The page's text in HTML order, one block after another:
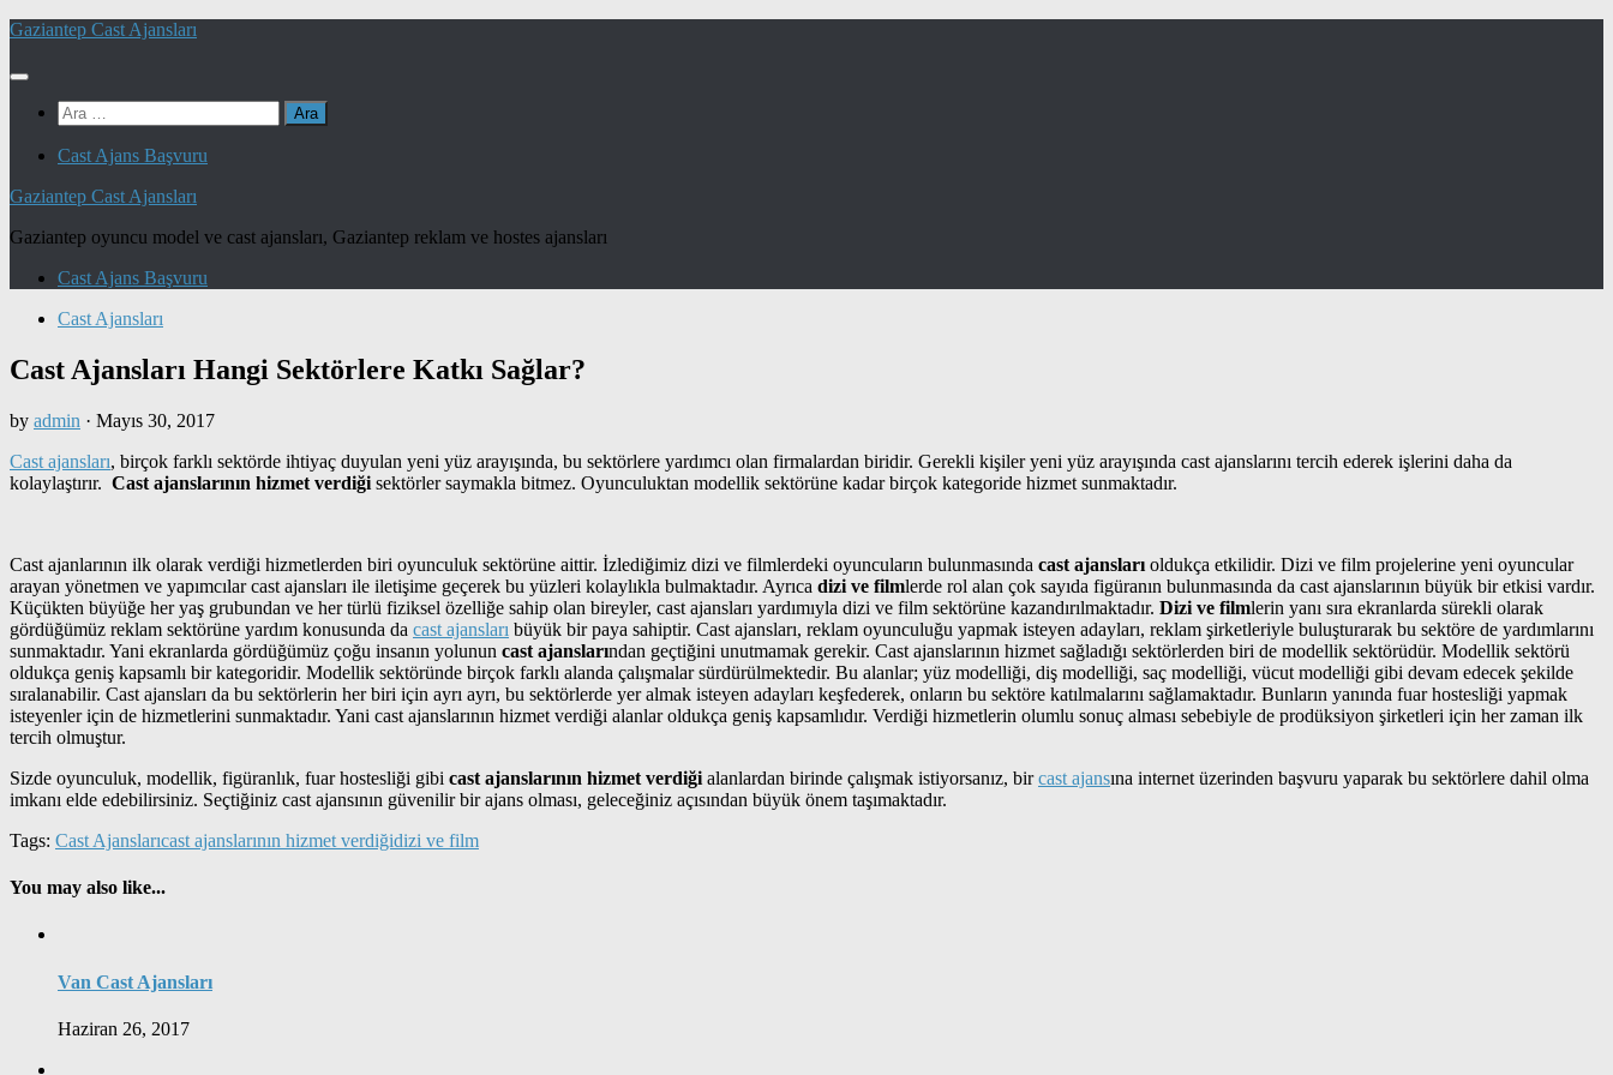
Skip
content
Gaziantep Cast Ajansları
Arama:
Cast Ajans Başvuru
Gaziantep Cast Ajansları
Gaziantep oyuncu model ve cast ajansları, Gaziantep reklam ve hostes ajansları
Cast Ajans Başvuru
Cast Ajansları
Cast Ajansları Hangi Sektörlere Katkı Sağlar?
by admin · Mayıs 30, 2017
Cast ajansları, birçok farklı sektörde ihtiyaç duyulan yeni yüz arayışında, bu sektörlere yardımcı olan firmalardan biridir. Gerekli kişiler yeni yüz arayışında cast ajanslarını tercih ederek işlerini daha da
kolaylaştırır. Cast ajanslarının hizmet verdiği sektörler saymakla bitmez. Oyunculuktan modellik sektörüne kadar birçok kategoride hizmet sunmaktadır.
Cast ajanlarının ilk olarak verdiği hizmetlerden biri oyunculuk sektörüne aittir. İzlediğimiz dizi ve filmlerdeki oyuncuların bulunmasında cast ajansları oldukça etkilidir. Dizi ve film projelerine yeni oyuncular
arayan yönetmen ve yapımcılar cast ajansları ile iletişime geçerek bu yüzleri kolaylıkla bulmaktadır. Ayrıca dizi ve filmlerde rol alan çok sayıda figüranın bulunmasında da cast ajanslarının büyük bir etkisi vardır.
Küçükten büyüğe her yaş grubundan ve her türlü fiziksel özelliğe sahip olan bireyler, cast ajansları yardımıyla dizi ve film sektörüne kazandırılmaktadır. Dizi ve filmlerin yanı sıra ekranlarda sürekli olarak
gördüğümüz reklam sektörüne yardım konusunda da cast ajansları büyük bir paya sahiptir. Cast ajansları, reklam oyunculuğu yapmak isteyen adayları, reklam şirketleriyle buluşturarak bu sektöre de yardımlarını
sunmaktadır. Yani ekranlarda gördüğümüz çoğu insanın yolunun cast ajanslarından geçtiğini unutmamak gerekir. Cast ajanslarının hizmet sağladığı sektörlerden biri de modellik sektörüdür. Modellik sektörü
oldukça geniş kapsamlı bir kategoridir. Modellik sektöründe birçok farklı alanda çalışmalar sürdürülmektedir. Bu alanlar; yüz modelliği, diş modelliği, saç modelliği, vücut modelliği gibi devam edecek şekilde
sıralanabilir. Cast ajansları da bu sektörlerin her biri için ayrı ayrı, bu sektörlerde yer almak isteyen adayları keşfederek, onların bu sektöre katılmalarını sağlamaktadır. Bunların yanında fuar hostesliği yapmak
isteyenler için de hizmetlerini sunmaktadır. Yani cast ajanslarının hizmet verdiği alanlar oldukça geniş kapsamlıdır. Verdiği hizmetlerin olumlu sonuç alması sebebiyle de prodüksiyon şirketleri için her zaman ilk
tercih olmuştur.
Sizde oyunculuk, modellik, figüranlık, fuar hostesliği gibi cast ajanslarının hizmet verdiği alanlardan birinde çalışmak istiyorsanız, bircast ajansına internet üzerinden başvuru yaparak bu sektörlere dahil olma
imkanı elde edebilirsiniz. Seçtiğiniz cast ajansının güvenilir bir ajans olması, geleceğiniz açısından büyük önem taşımaktadır.
Tags: Cast Ajanslarıcast ajanslarının hizmet verdiğidizi ve film
You may also like...
Van Cast Ajansları
Haziran 26, 2017